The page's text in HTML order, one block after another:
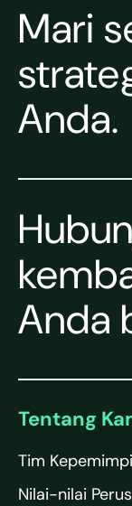
Mari
Anda.
Anda
Tentang
Tim
Nilai-nilai